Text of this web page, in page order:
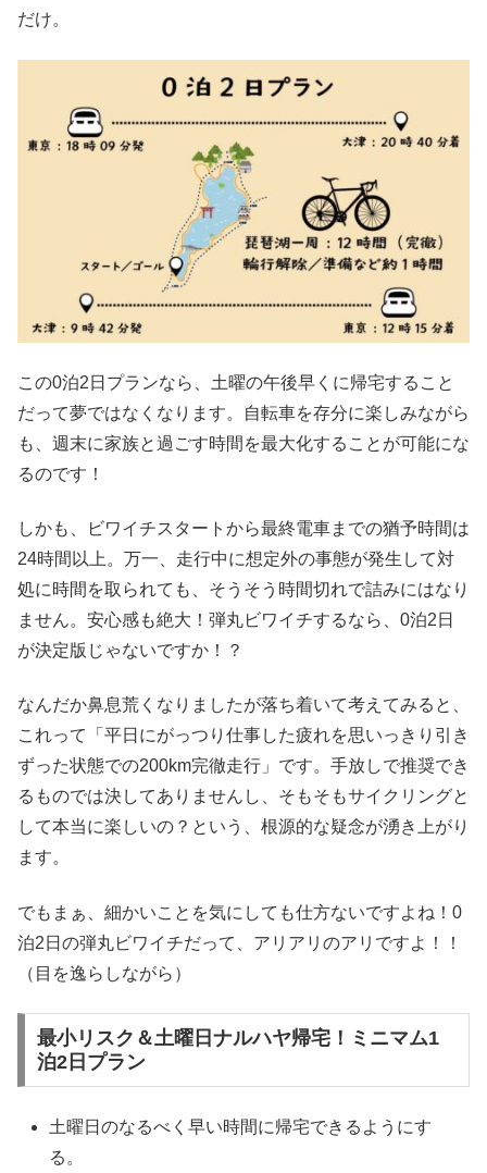
だけ。
この0泊2日プランなら、土曜の午後早くに帰宅すること
だって夢ではなくなります。自転車を存分に楽しみながら
も、週末に家族と過ごす時間を最大化することが可能にな
るのです！
しかも、ビワイチスタートから最終電車までの猶予時間は
24時間以上。万一、走行中に想定外の事態が発生して対
処に時間を取られても、そうそう時間切れで詰みにはなり
ません。安心感も絶大！弾丸ビワイチするなら、0泊2日
が決定版じゃないですか！？
なんだか鼻息荒くなりましたが落ち着いて考えてみると、
これって「平日にがっつり仕事した疲れを思いっきり引き
ずった状態での200km完徹走行」です。手放しで推奨でき
るものでは決してありませんし、そもそもサイクリングと
して本当に楽しいの？という、根源的な疑念が湧き上がり
ます。
でもまぁ、細かいことを気にしても仕方ないですよね！0
泊2日の弾丸ビワイチだって、アリアリのアリですよ！！
（目を逸らしながら）
最小リスク＆土曜日ナルハヤ帰宅！ミニマム1
泊2日プラン
土曜日のなるべく早い時間に帰宅できるようにす
る。